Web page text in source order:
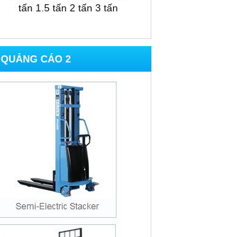
tấn 1.5 tấn 2 tấn 3 tấn
QUẢNG CÁO 2